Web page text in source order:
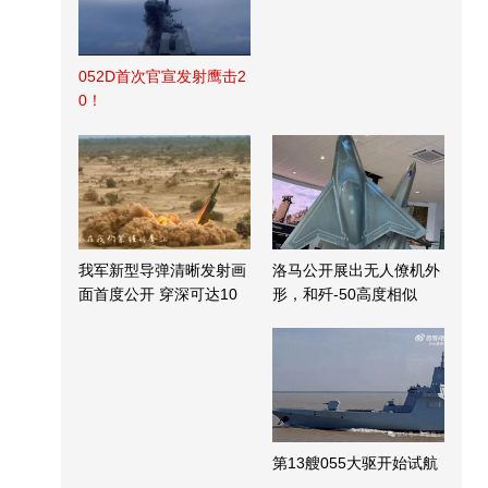
052D首次官宣发射鹰击2
0！
我军新型导弹清晰发射画
面首度公开 穿深可达10
洛马公开展出无人僚机外
形，和歼-50高度相似
第13艘055大驱开始试航